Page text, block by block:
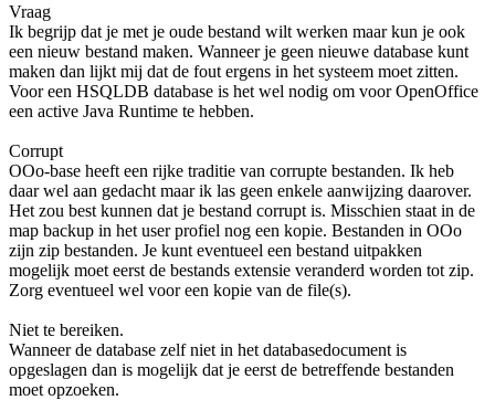
Vraag
Ik begrijp dat je met je oude bestand wilt werken maar kun je ook
een nieuw bestand maken. Wanneer je geen nieuwe database kunt
maken dan lijkt mij dat de fout ergens in het systeem moet zitten.
Voor een HSQLDB database is het wel nodig om voor OpenOffice
een active Java Runtime te hebben.
Corrupt
OOo-base heeft een rijke traditie van corrupte bestanden. Ik heb
daar wel aan gedacht maar ik las geen enkele aanwijzing daarover.
Het zou best kunnen dat je bestand corrupt is. Misschien staat in de
map backup in het user profiel nog een kopie. Bestanden in OOo
zijn zip bestanden. Je kunt eventueel een bestand uitpakken
mogelijk moet eerst de bestands extensie veranderd worden tot zip.
Zorg eventueel wel voor een kopie van de file(s).
Niet te bereiken.
Wanneer de database zelf niet in het databasedocument is
opgeslagen dan is mogelijk dat je eerst de betreffende bestanden
moet opzoeken.